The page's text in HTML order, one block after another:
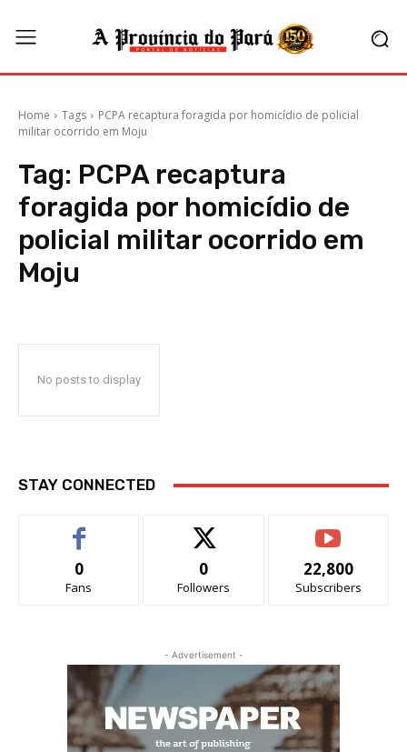
Home Tags
PCPA recaptura foragida por homicídio de policial
militar ocorrido em Moju
Tag: PCPA recaptura
foragida por homicídio de
policial militar ocorrido em
Moju
No posts to display
STAY CONNECTED
0
Fans
0
Followers
22,800
Subscribers
- Advertisement -